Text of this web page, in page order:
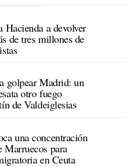
Hacienda a devolver
de tres millones de
golpear Madrid: un
otro fuego
de Valdeiglesias
una concentración
Marruecos para
en Ceuta